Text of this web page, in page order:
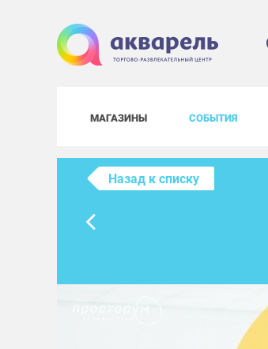
МАГАЗИНЫ СОБЫТИЯ
Назад к списку